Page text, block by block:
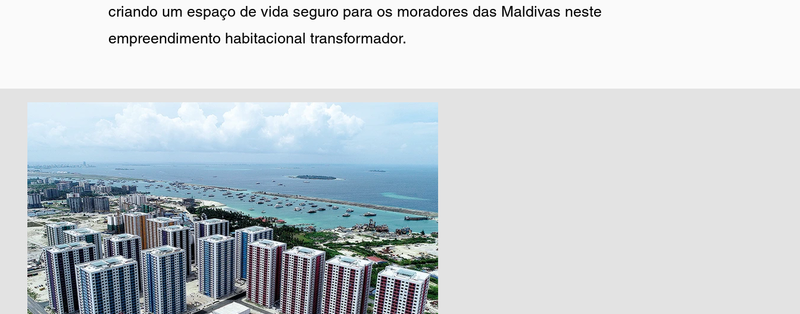
criando um espaço de vida seguro para os moradores das Maldivas neste
empreendimento habitacional transformador.